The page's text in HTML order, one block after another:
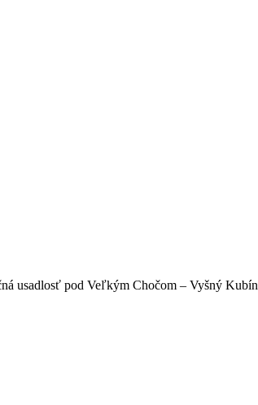
usadlosť pod Veľkým Chočom – Vyšný Kubín